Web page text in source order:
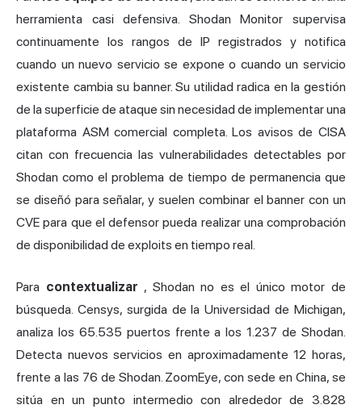
herramienta casi defensiva. Shodan Monitor supervisa
continuamente los rangos de IP registrados y notifica
cuando un nuevo servicio se expone o cuando un servicio
existente cambia su banner. Su utilidad radica en la gestión
de la superficie de ataque sin necesidad de implementar una
plataforma ASM comercial completa. Los avisos de CISA
citan con frecuencia las vulnerabilidades detectables por
Shodan como el problema de tiempo de permanencia que
se diseñó para señalar, y suelen combinar el banner con un
CVE para que el defensor pueda realizar una comprobación
de disponibilidad de exploits en tiempo real.
Para contextualizar , Shodan no es el único motor de
búsqueda. Censys, surgida de la Universidad de Michigan,
analiza los 65.535 puertos frente a los 1.237 de Shodan.
Detecta nuevos servicios en aproximadamente 12 horas,
frente a las 76 de Shodan. ZoomEye, con sede en China, se
sitúa en un punto intermedio con alrededor de 3.828